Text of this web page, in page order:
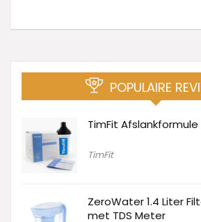
POPULAIRE
TimFit Afslankformule
TimFit
ZeroWater 1.4 Liter
met TDS Meter